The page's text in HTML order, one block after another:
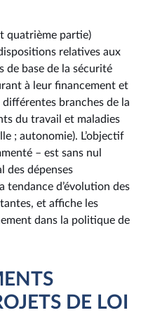
quatrième partie)
relatives aux
de base de la sécurité
à leur financement et
branches de la
du travail et maladies
; autonomie). L’objectif
– est sans nul
des dépenses
tendance d’évolution des
et affiche les
dans la politique de
DE LOI